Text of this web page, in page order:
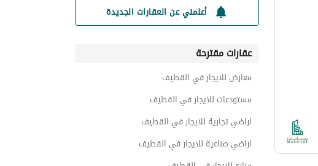
أعلمني عن العقارات الجديدة
عقارات مقترحة
معارض للايجار في القطيف
مستودعات للايجار في القطيف
اراضي تجارية للايجار في القطيف
اراضي صناعية للايجار في القطيف